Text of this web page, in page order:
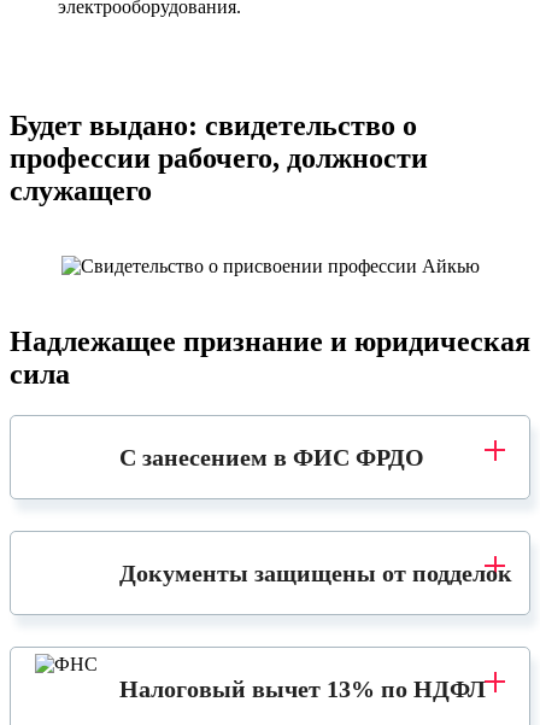
электрооборудования.
Будет выдано: свидетельство о
профессии рабочего, должности
служащего
Надлежащее признание и юридическая
сила
С занесением в ФИС ФРДО
Документы защищены от подделок
Налоговый вычет 13% по НДФЛ